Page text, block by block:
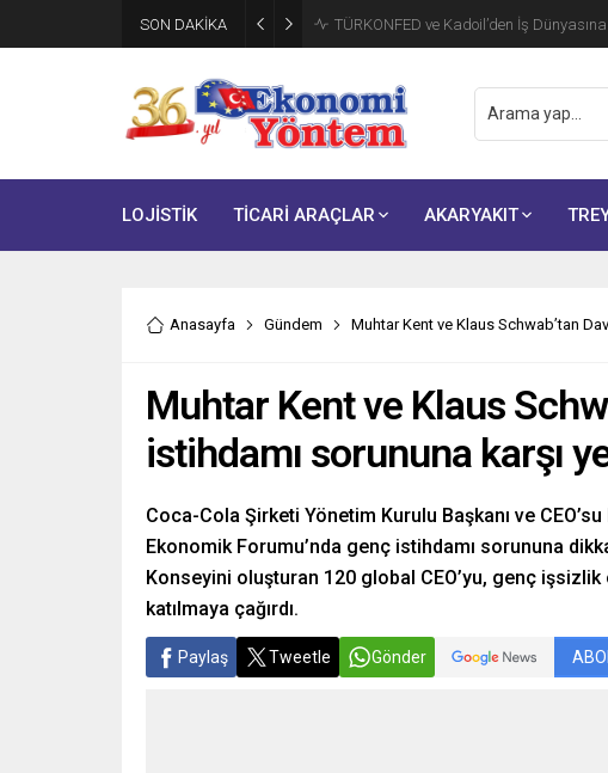
SON DAKİKA TÜRKONFED ve Kadoil’den İş
LOJİSTİK TİCARİ ARAÇLAR AKARYAKIT
Anasayfa Gündem Muhtar Kent ve Klaus Schwab’tan
Muhtar Kent ve Klaus
istihdamı sorununa karşı
Coca-Cola Şirketi Yönetim Kurulu Başkanı ve
Ekonomik Forumu’nda genç istihdamı sorununa
Konseyini oluşturan 120 global CEO’yu, genç
katılmaya çağırdı.
Paylaş Tweetle Gönder